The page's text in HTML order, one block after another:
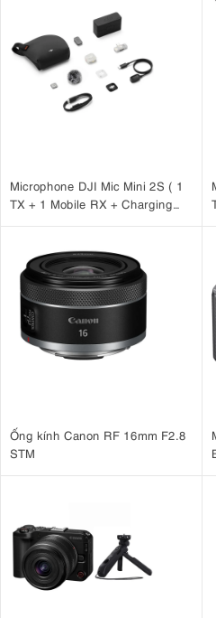
Microphone DJI Mic Mini 2S ( 1
TX + 1 Mobile RX + Charging
Ống kính Canon RF 16mm F2.8
STM